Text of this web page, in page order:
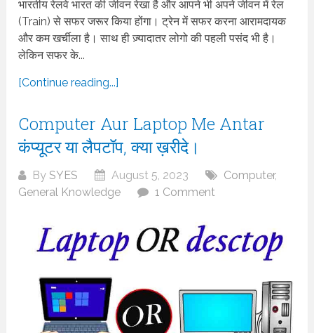
भारतीय रेलवे भारत की जीवन रेखा है और आपने भी अपने जीवन में रेल
(Train) से सफर जरूर किया होंगा। ट्रेन में सफर करना आरामदायक
और कम खर्चीला है। साथ ही ज़्यादातर लोगो की पहली पसंद भी है।
लेकिन सफर के...
[Continue reading...]
Computer Aur Laptop Me Antar
कंप्यूटर या लैपटॉप, क्या ख़रीदे।
BySYES August 5, 2023 Computer,
General Knowledge
1 Comment